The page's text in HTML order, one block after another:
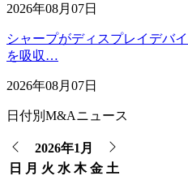
2026年08月07日
シャープがディスプレイデバ
を吸収…
2026年08月07日
日付別M&Aニュース
2026年1月
日
月 火 水 木 金 土